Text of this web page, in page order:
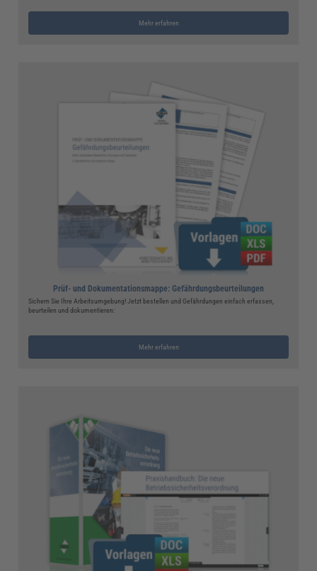
Mehr erfahren
Prüf- und Dokumentationsmappe: Gefährdungsbeurteilungen
Sichern Sie Ihre Arbeitsumgebung! Jetzt bestellen und Gefährdungen einfach erfassen,
beurteilen und dokumentieren:
Mehr erfahren